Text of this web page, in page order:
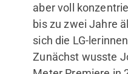
aber voll
bis zu zwei Jahre
sich die LG-
Zunächst wusste